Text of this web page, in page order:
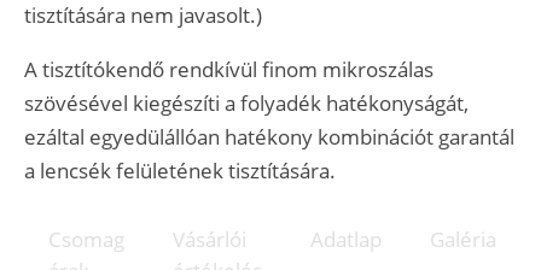
tisztítására nem javasolt.)
A tisztítókendő rendkívül finom mikroszálas
szövésével kiegészíti a folyadék hatékonyságát,
ezáltal egyedülállóan hatékony kombinációt garantál
a lencsék felületének tisztítására.
Csomag
Vásárlói
Adatlap Galéria